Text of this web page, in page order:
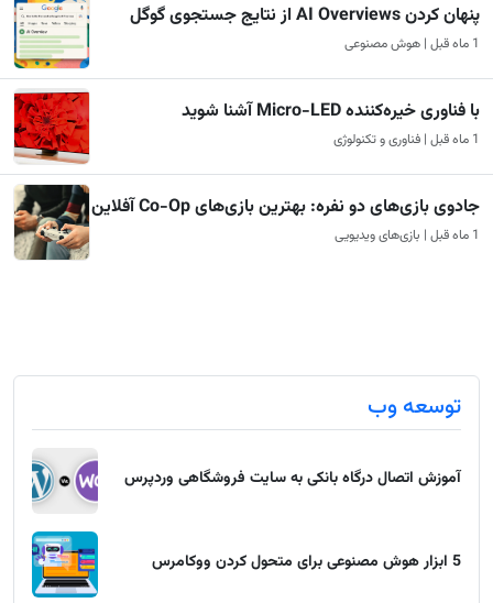
پنهان کردن AI Overviews از نتایج جستجوی گوگل
1 ماه قبل | هوش مصنوعی
با فناوری خیره‌کننده Micro-LED آشنا شوید
1 ماه قبل | فناوری و تکنولوژی
جادوی بازی‌های دو نفره: بهترین بازی‌های Co-Op آفلاین
1 ماه قبل | بازی‌های ویدیویی
توسعه وب
آموزش اتصال درگاه بانکی به سایت فروشگاهی وردپرس
5 ابزار هوش مصنوعی برای متحول کردن ووکامرس